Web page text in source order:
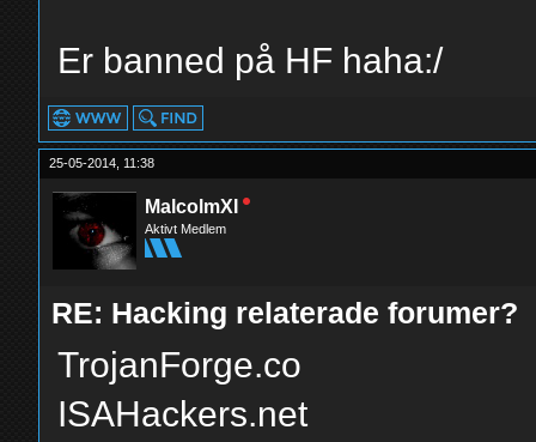
Er banned på HF haha:/
25-05-2014, 11:38
MalcolmXI
Aktivt Medlem
RE: Hacking relaterade forumer?
TrojanForge.co
ISAHackers.net